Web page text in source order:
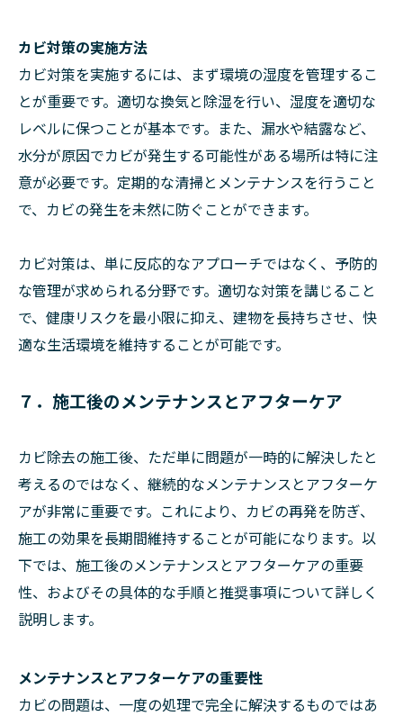
カビ対策の実施方法
カビ対策を実施するには、まず環境の湿度を管理するこ
とが重要です。適切な換気と除湿を行い、湿度を適切な
レベルに保つことが基本です。また、漏水や結露など、
水分が原因でカビが発生する可能性がある場所は特に注
意が必要です。定期的な清掃とメンテナンスを行うこと
で、カビの発生を未然に防ぐことができます。
カビ対策は、単に反応的なアプローチではなく、予防的
な管理が求められる分野です。適切な対策を講じること
で、健康リスクを最小限に抑え、建物を長持ちさせ、快
適な生活環境を維持することが可能です。
７．施工後のメンテナンスとアフターケア
カビ除去の施工後、ただ単に問題が一時的に解決したと
考えるのではなく、継続的なメンテナンスとアフターケ
アが非常に重要です。これにより、カビの再発を防ぎ、
施工の効果を長期間維持することが可能になります。以
下では、施工後のメンテナンスとアフターケアの重要
性、およびその具体的な手順と推奨事項について詳しく
説明します。
メンテナンスとアフターケアの重要性
カビの問題は、一度の処理で完全に解決するものではあ